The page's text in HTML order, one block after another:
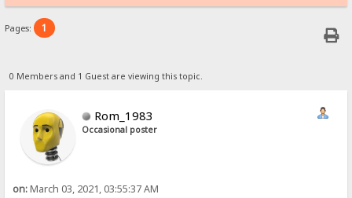
Pages: 1
0 Members and 1 Guest are viewing this topic.
Rom_1983
Occasional poster
on:March 03, 2021, 03:55:37 AM